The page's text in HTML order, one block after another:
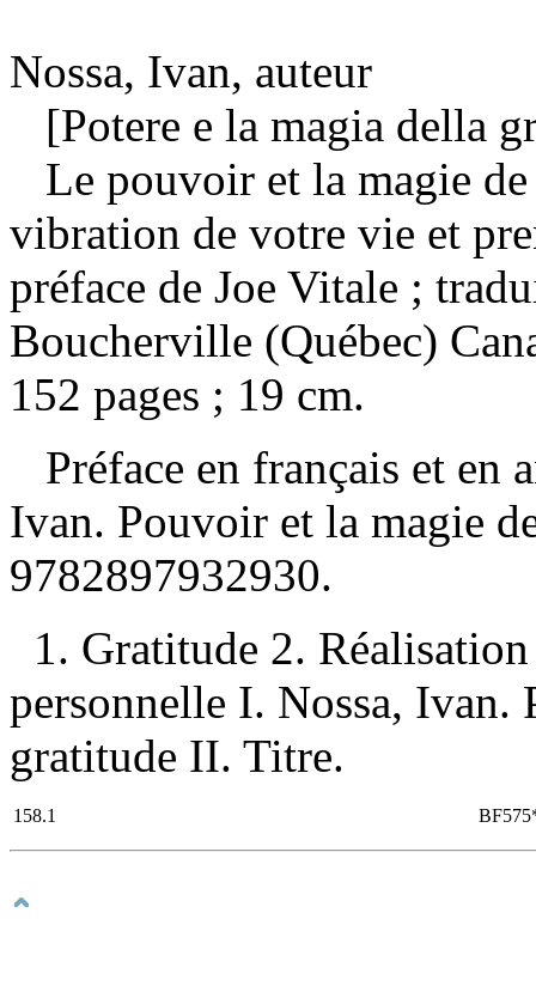
Nossa, Ivan, auteur
[Potere e la magia della
Le pouvoir et la magie
vibration de votre vie et
préface de Joe Vitale ;
Boucherville (Québec)
152 pages ; 19 cm.
Préface en français et
Ivan. Pouvoir et la magie
9782897932930.
1. Gratitude 2.
personnelle I. Nossa, Ivan.
gratitude II. Titre.
158.1